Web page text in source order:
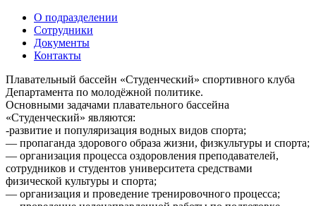
О подразделении
Сотрудники
Документы
Контакты
Плавательный бассейн «Студенческий» спортивного клуба
Департамента по молодёжной политике.
Основными задачами плавательного бассейна
«Студенческий» являются:
-развитие и популяризация водных видов спорта;
— пропаганда здорового образа жизни, физкультуры и спорта;
— организация процесса оздоровления преподавателей,
сотрудников и студентов университета средствами
физической культуры и спорта;
— организация и проведение тренировочного процесса;